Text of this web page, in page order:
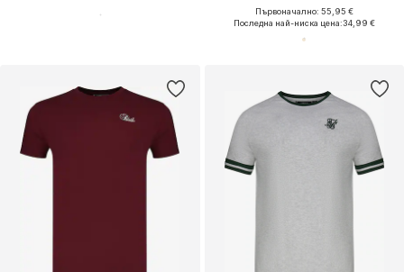
Първоначално: 55,95 €
Последна най-ниска цена:34,99 €